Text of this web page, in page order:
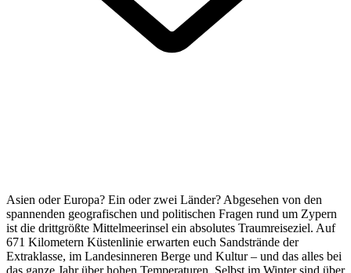
Asien oder Europa? Ein oder zwei Länder? Abgesehen von den
spannenden geografischen und politischen Fragen rund um Zypern
ist die drittgrößte Mittelmeerinsel ein absolutes Traumreiseziel. Auf
671 Kilometern Küstenlinie erwarten euch Sandstrände der
Extraklasse, im Landesinneren Berge und Kultur – und das alles bei
das ganze Jahr über hohen Temperaturen. Selbst im Winter sind über